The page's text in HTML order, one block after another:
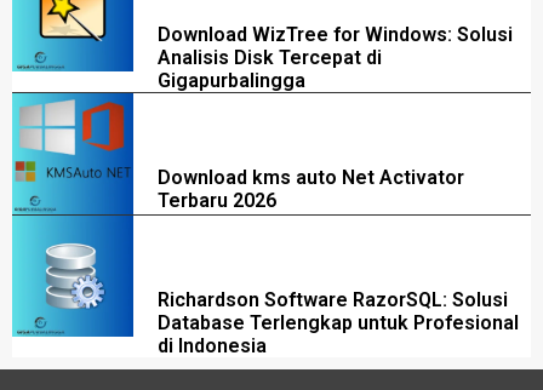
Download WizTree for Windows: Solusi
Analisis Disk Tercepat di
Gigapurbalingga
Download kms auto Net Activator
Terbaru 2026
Richardson Software RazorSQL: Solusi
Database Terlengkap untuk Profesional
di Indonesia